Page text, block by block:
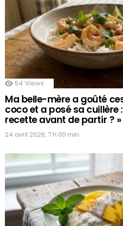
54 Views
Ma belle-mère a goûté
coco et a posé sa cuillère
recette avant de partir ? »
24 avril 2026, 7 h 00 min